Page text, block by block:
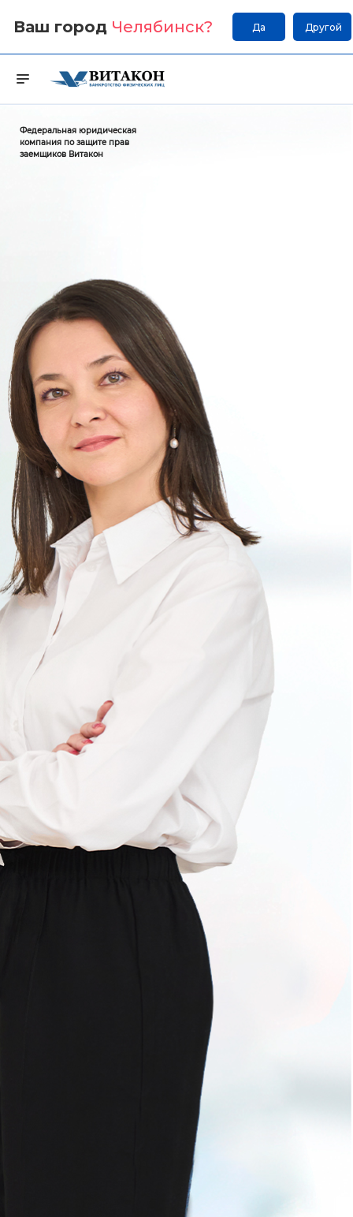
Ваш город Челябинск? Да Другой
Федеральная юридическая
компания по защите прав
заемщиков Витакон